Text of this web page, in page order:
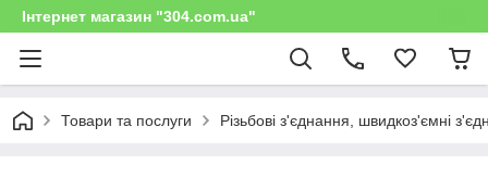
Інтернет магазин "304.com.ua"
Товари та послуги Різьбові з'єднання, швидкоз'ємні